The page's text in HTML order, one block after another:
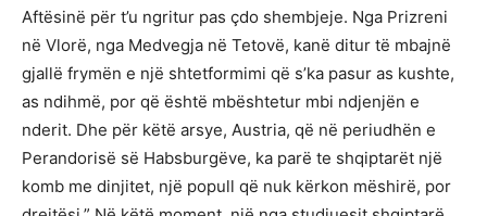
Aftësinë për t’u ngritur pas çdo shembjeje. Nga Prizreni
në Vlorë, nga Medvegja në Tetovë, kanë ditur të mbajnë
gjallë frymën e një shtetformimi që s’ka pasur as kushte,
as ndihmë, por që është mbështetur mbi ndjenjën e
nderit. Dhe për këtë arsye, Austria, që në periudhën e
Perandorisë së Habsburgëve, ka parë te shqiptarët një
komb me dinjitet, një popull që nuk kërkon mëshirë, por